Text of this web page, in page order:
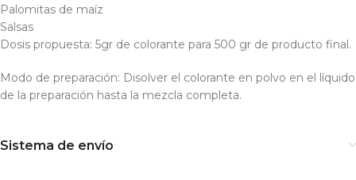
Palomitas de maíz
Salsas
Dosis propuesta: 5gr de colorante para 500 gr de producto final.
Modo de preparación: Disolver el colorante en polvo en el líquido
de la preparación hasta la mezcla completa.
Sistema de envío